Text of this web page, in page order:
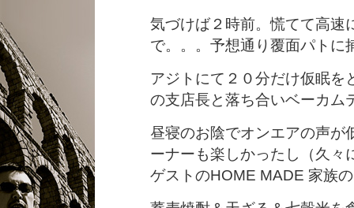
気づけば２時前。慌てて高速
で。。。予想通り覆面パトに
アジトにて２０分だけ仮眠
の支店長と落ち合いベーカム
昼寝のお陰でオンエアの声が
ーナーも楽しかったし（久々
ゲストのHOME MADE 家族